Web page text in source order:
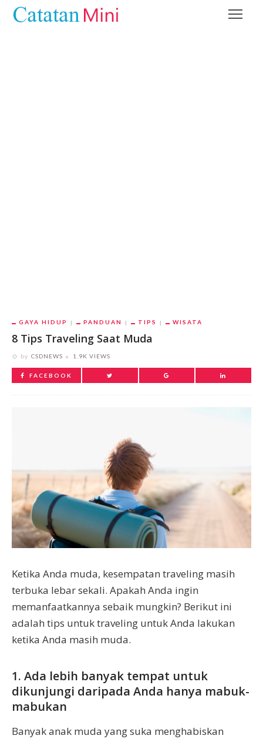
GAYA HIDUP PANDUAN TIPS WISATA
8 Tips Traveling Saat Muda
by CSDNEWS 1.9K VIEWS
FACEBOOK
Ketika Anda muda, kesempatan traveling masih
terbuka lebar sekali. Apakah Anda ingin
memanfaatkannya sebaik mungkin? Berikut ini
adalah tips untuk traveling untuk Anda lakukan
ketika Anda masih muda.
1. Ada lebih banyak tempat untuk
dikunjungi daripada Anda hanya mabuk-
mabukan
Banyak anak muda yang suka menghabiskan